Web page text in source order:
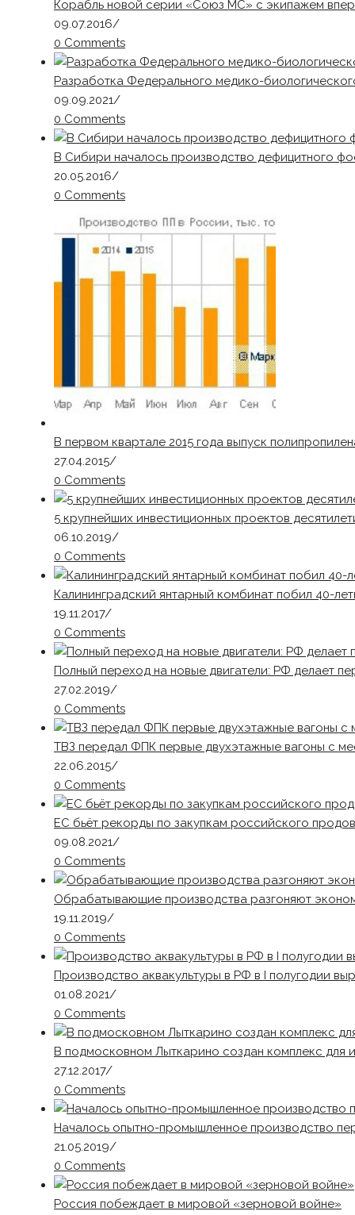
Корабль новой серии «Союз МС» с экипажем
09.07.2016/
0 Comments
Разработка Федерального медико-
09.09.2021/
0 Comments
В Сибири началось производство дефицитного
20.05.2016/
0 Comments
В первом квартале 2015 года выпуск
27.04.2015/
0 Comments
5 крупнейших инвестиционных проектов
06.10.2019/
0 Comments
Калининградский янтарный комбинат побил 40-
19.11.2017/
0 Comments
Полный переход на новые двигатели: РФ делает
27.02.2019/
0 Comments
ТВЗ передал ФПК первые двухэтажные вагоны с
22.06.2015/
0 Comments
ЕС бьёт рекорды по закупкам российского
09.08.2021/
0 Comments
Обрабатывающие производства разгоняют
19.11.2019/
0 Comments
Производство аквакультуры в РФ в I полугодии
01.08.2021/
0 Comments
В подмосковном Лыткарино создан комплекс для
27.12.2017/
0 Comments
Началось опытно-промышленное производство
21.05.2019/
0 Comments
Россия побеждает в мировой «зерновой войне»